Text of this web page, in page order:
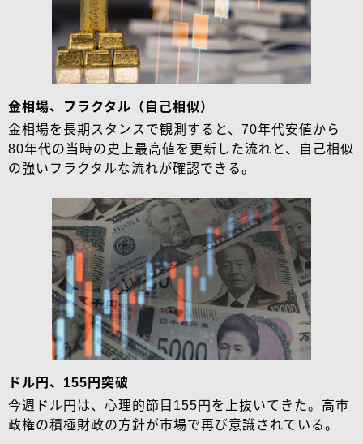
金相場、フラクタル（自己相似）
金相場を長期スタンスで観測すると、70年代安値から
80年代の当時の史上最高値を更新した流れと、自己相似
の強いフラクタルな流れが確認できる。
ドル円、155円突破
今週ドル円は、心理的節目155円を上抜いてきた。高市
政権の積極財政の方針が市場で再び意識されている。